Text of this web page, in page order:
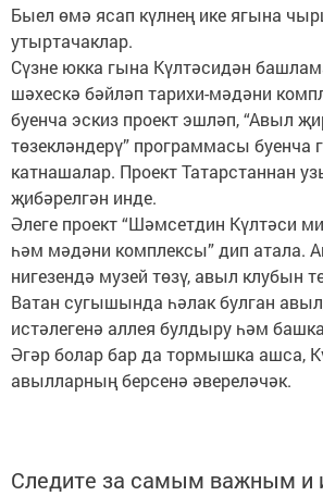
Быел өмә ясап күлнең ике ягына
утыртачаклар.
Сүзне юкка гына Күлтәсидән
шәхескә бәйләп тарихи-мәдәни
буенча эскиз проект эшләп, “Авыл
төзекләндерү” программасы буенча
катнашалар. Проект Татарстаннан
җибәрелгән инде.
Әлеге проект “Шәмсетдин Күлтәси
һәм мәдәни комплексы” дип атала.
нигезендә музей төзү, авыл клубын
Ватан сугышында һәлак булган
истәлегенә аллея булдыру һәм
Әгәр болар бар да тормышка ашса,
авылларның берсенә әвереләчәк.
Следите за самым важным и